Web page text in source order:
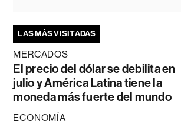
LAS MÁS VISITADAS
MERCADOS
El precio del dólar se debilita en
julio y América Latina tiene la
moneda más fuerte del mundo
ECONOMÍA